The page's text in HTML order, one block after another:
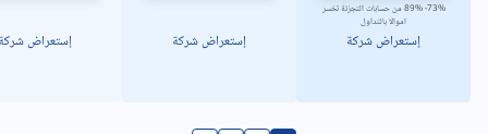
73%- 89% من حسابات التجزئة تخسر
اموالا بالتداول
إستعراض شركة إستعراض شركة إستعراض